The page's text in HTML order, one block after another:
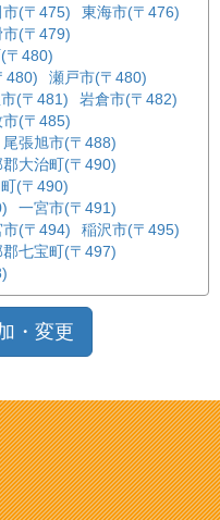
市(〒475)
東海市(〒476)
市(〒479)
〒480)
480)
瀬戸市(〒480)
(〒481)
岩倉市(〒482)
市(〒485)
尾張旭市(〒488)
郡大治町(〒490)
(〒490)
一宮市(〒491)
市(〒494)
稲沢市(〒495)
郡七宝町(〒497)
・変更